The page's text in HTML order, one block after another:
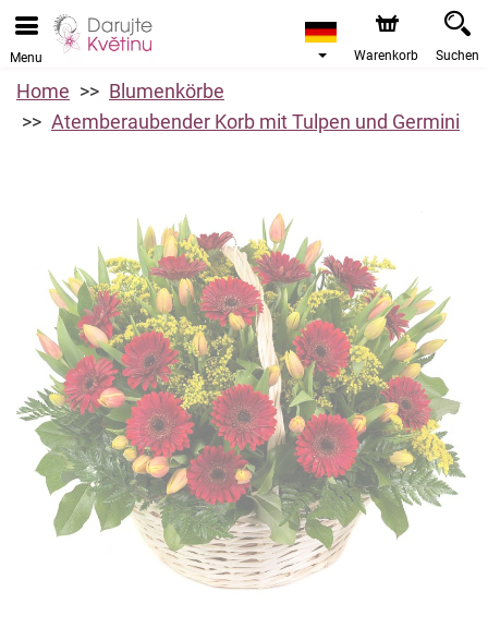
Menu Warenkorb Suchen
Home
Blumenkörbe
Atemberaubender Korb mit Tulpen und Germini